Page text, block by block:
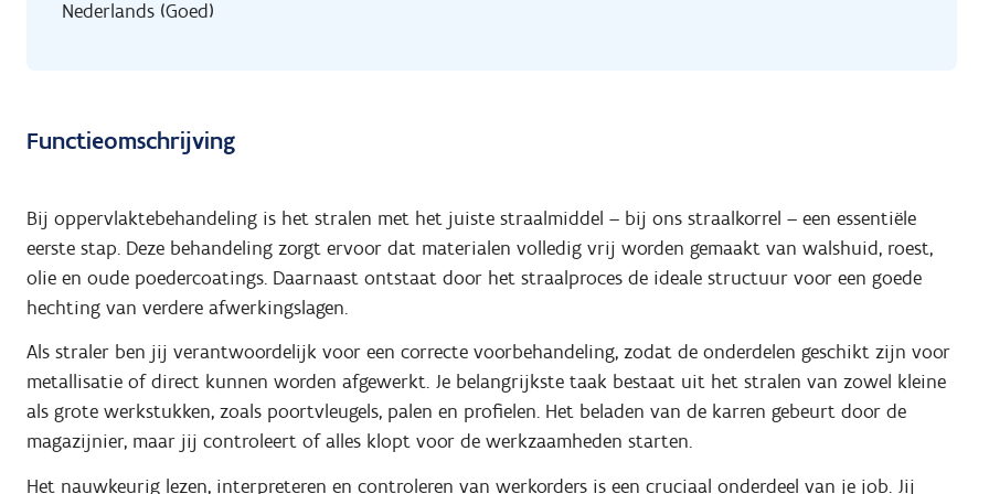
Nederlands (Goed)
Functieomschrijving
Bij oppervlaktebehandeling is het stralen met het juiste straalmiddel – bij ons straalkorrel – een essentiële
eerste stap. Deze behandeling zorgt ervoor dat materialen volledig vrij worden gemaakt van walshuid, roest,
olie en oude poedercoatings. Daarnaast ontstaat door het straalproces de ideale structuur voor een goede
hechting van verdere afwerkingslagen.
Als straler ben jij verantwoordelijk voor een correcte voorbehandeling, zodat de onderdelen geschikt zijn voor
metallisatie of direct kunnen worden afgewerkt. Je belangrijkste taak bestaat uit het stralen van zowel kleine
als grote werkstukken, zoals poortvleugels, palen en profielen. Het beladen van de karren gebeurt door de
magazijnier, maar jij controleert of alles klopt voor de werkzaamheden starten.
Het nauwkeurig lezen, interpreteren en controleren van werkorders is een cruciaal onderdeel van je job. Jij